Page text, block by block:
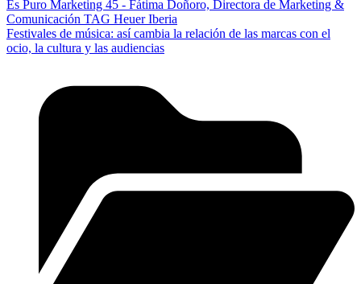
Es Puro Marketing 45 - Fátima Doñoro, Directora de Marketing &
Comunicación TAG Heuer Iberia
Festivales de música: así cambia la relación de las marcas con el
ocio, la cultura y las audiencias